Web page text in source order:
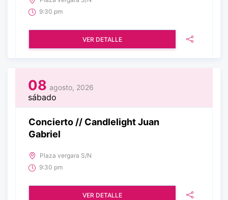
9:30 pm
VER DETALLE
08 agosto, 2026
sábado
Concierto // Candlelight Juan
Gabriel
Plaza vergara S/N
9:30 pm
VER DETALLE